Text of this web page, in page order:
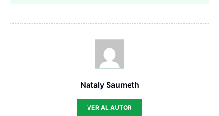
Nataly Saumeth
VER AL AUTOR